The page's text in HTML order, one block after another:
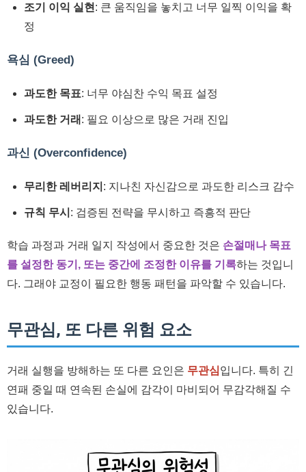
조기 이익 실현 : 큰 움직임을 놓치고 너무 일찍 이익을 확
정
욕심 (Greed)
과도한 목표: 너무 야심찬 수익 목표 설정
과도한 거래 : 필요 이상으로 많은 거래 진입
과신 (Overconfidence)
무리한 레버리지 : 지나친 자신감으로 과도한 리스크 감수
규칙 무시 : 검증된 전략을 무시하고 즉흥적 판단
학습 과정과 거래 일지 작성에서 중요한 것은 손절매나 목표
를 설정한 동기, 또는 중간에 조정한 이유를 기록하는 것입니
다. 그래야 교정이 필요한 행동 패턴을 파악할 수 있습니다.
무관심, 또 다른 위험 요소
거래 실행을 방해하는 또 다른 요인은 무관심입니다. 특히 긴
연패 중일 때 연속된 손실에 감각이 마비되어 무감각해질 수
있습니다.